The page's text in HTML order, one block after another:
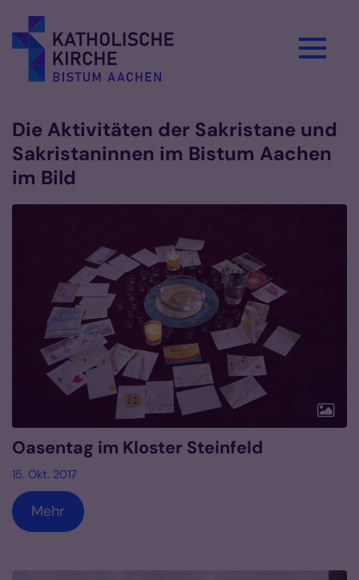
Die Aktivitäten der Sakristane und
Sakristaninnen im Bistum Aachen
im Bild
Oasentag im Kloster Steinfeld
15. Okt. 2017
Mehr